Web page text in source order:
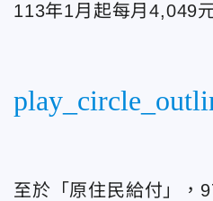
113年1月起每月4,049
至於「原住民給付」，